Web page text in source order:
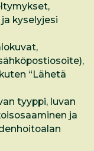
kyselyjesi
“Lähetä
tyyppi, luvan
ja